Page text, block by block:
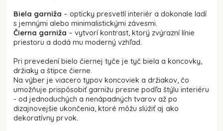
Biela garniža – opticky presvetlí interiér a dokonale ladí
s jemnými alebo minimalistickými závesmi.
Čierna garniža – vytvorí kontrast, ktorý zvýrazní línie
priestoru a dodá mu moderný vzhľad.
Pri prevedení bielo čiernej tyče je tyč biela a koncovky,
držiaky a štipce čierne.
Na výber je viacero typov koncoviek a držiakov, čo
umožňuje prispôsobiť garnižu presne podľa štýlu interiéru
- od jednoduchých a nenápadných tvarov až po
dizajnovejšie ukončenia, ktoré môžu slúžiť aj ako
dekoratívny prvok.